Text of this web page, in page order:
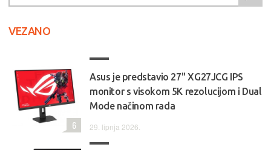
VEZANO
Asus je predstavio 27'' XG27JCG IPS
monitor s visokom 5K rezolucijom i Dual
Mode načinom rada
29. lipnja 2026.
6